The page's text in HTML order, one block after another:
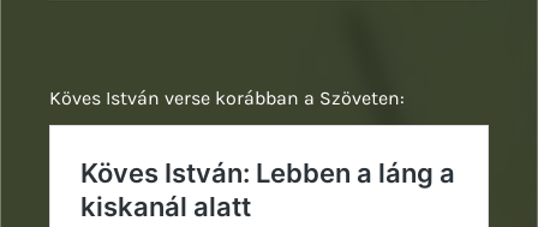
Köves István verse korábban a Szöveten: